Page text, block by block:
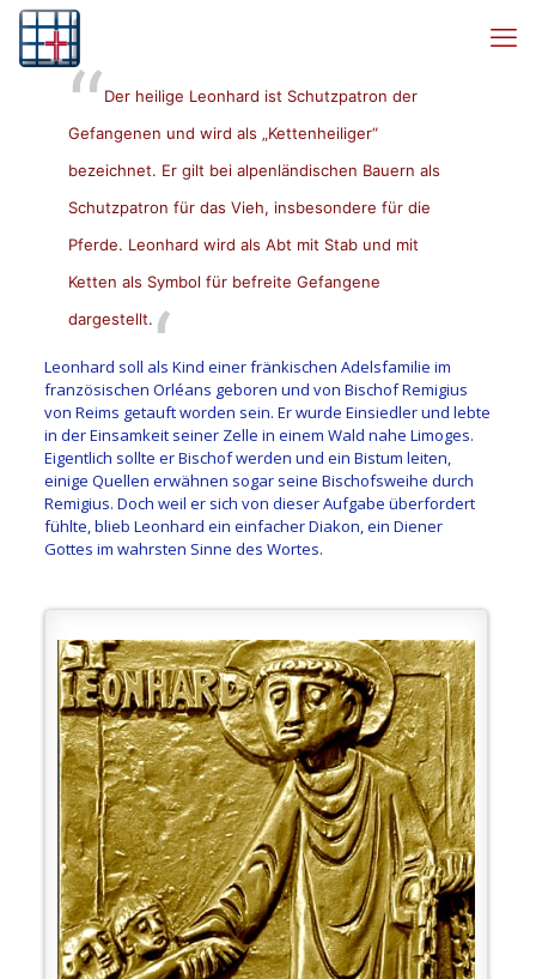
Der heilige Leonhard ist Schutzpatron der
Gefangenen und wird als „Kettenheiliger“
bezeichnet. Er gilt bei alpenländischen Bauern als
Schutzpatron für das Vieh, insbesondere für die
Pferde. Leonhard wird als Abt mit Stab und mit
Ketten als Symbol für befreite Gefangene
dargestellt.
Leonhard soll als Kind einer fränkischen Adelsfamilie im
französischen Orléans geboren und von Bischof Remigius
von Reims getauft worden sein. Er wurde Einsiedler und lebte
in der Einsamkeit seiner Zelle in einem Wald nahe Limoges.
Eigentlich sollte er Bischof werden und ein Bistum leiten,
einige Quellen erwähnen sogar seine Bischofsweihe durch
Remigius. Doch weil er sich von dieser Aufgabe überfordert
fühlte, blieb Leonhard ein einfacher Diakon, ein Diener
Gottes im wahrsten Sinne des Wortes.